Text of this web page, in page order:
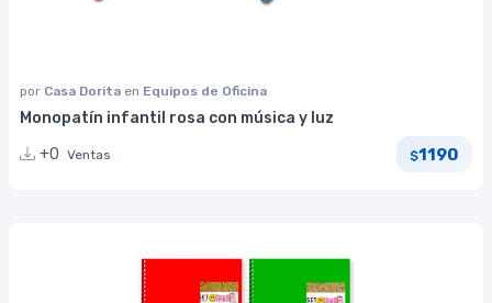
por Casa Dorita en Equipos de Oficina
Monopatín infantil rosa con música y luz
+0 Ventas $1190